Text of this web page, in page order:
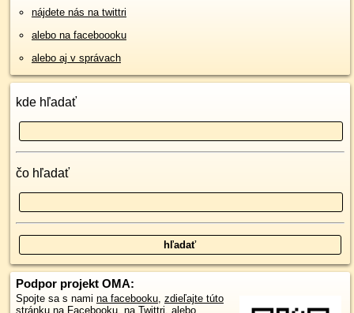
nájdete nás na twittri
alebo na faceboooku
alebo aj v správach
kde hľadať
čo hľadať
Podpor projekt OMA:
Spojte sa s nami na facebooku, zdieľajte túto
stránku na Facebooku, na Twittri, alebo